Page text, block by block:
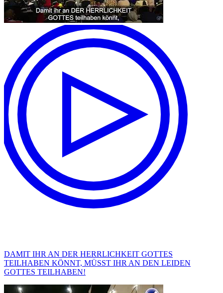
DAMIT IHR AN DER HERRLICHKEIT GOTTES
TEILHABEN KÖNNT, MÜSST IHR AN DEN LEIDEN
GOTTES TEILHABEN!